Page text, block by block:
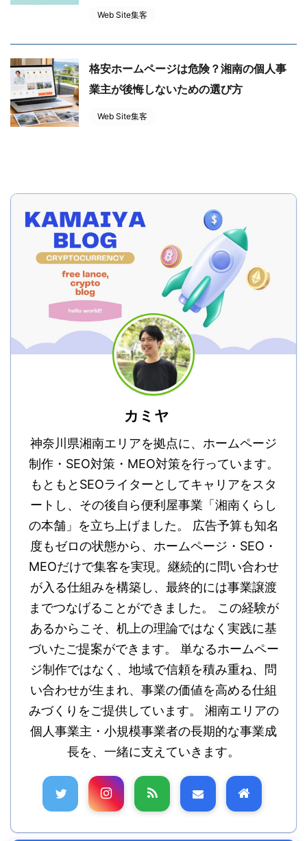
Web Site集客
格安ホームページは危険？湘南の個人事
業主が後悔しないための選び方
Web Site集客
カミヤ
神奈川県湘南エリアを拠点に、ホームページ
制作・SEO対策・MEO対策を行っています。
もともとSEOライターとしてキャリアをスタ
ートし、その後自ら便利屋事業「湘南くらし
の本舗」を立ち上げました。 広告予算も知名
度もゼロの状態から、ホームページ・SEO・
MEOだけで集客を実現。継続的に問い合わせ
が入る仕組みを構築し、最終的には事業譲渡
までつなげることができました。 この経験が
あるからこそ、机上の理論ではなく実践に基
づいたご提案ができます。 単なるホームペー
ジ制作ではなく、地域で信頼を積み重ね、問
い合わせが生まれ、事業の価値を高める仕組
みづくりをご提供しています。 湘南エリアの
個人事業主・小規模事業者の長期的な事業成
長を、一緒に支えていきます。